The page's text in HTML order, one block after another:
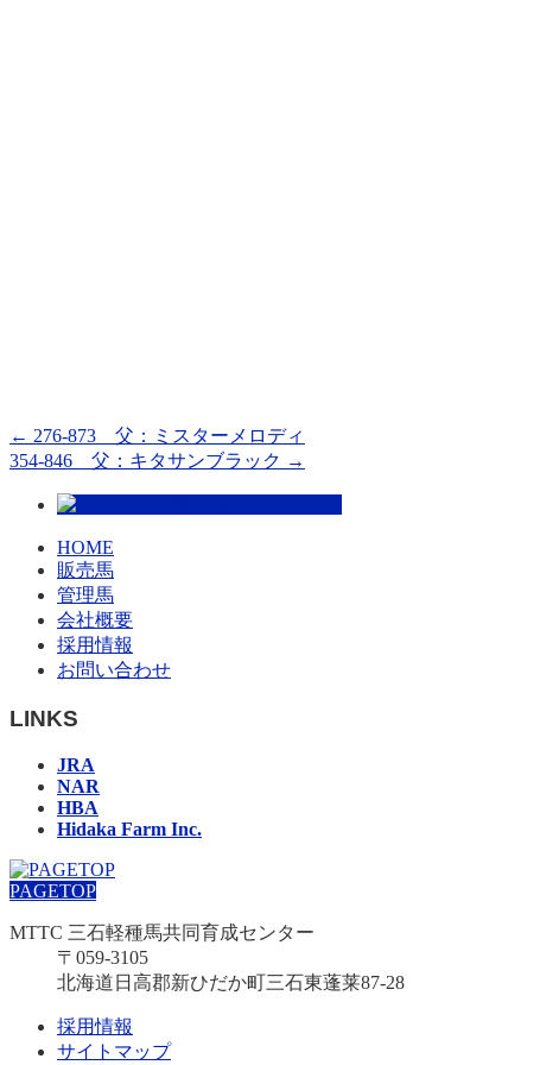
← 276-873 父：ミスターメロディ
354-846 父：キタサンブラック →
HOME
販売馬
管理馬
会社概要
採用情報
お問い合わせ
LINKS
JRA
NAR
HBA
Hidaka Farm Inc.
PAGETOP
MTTC 三石軽種馬共同育成センター
〒059-3105
北海道日高郡新ひだか町三石東蓬莱87-28
採用情報
サイトマップ